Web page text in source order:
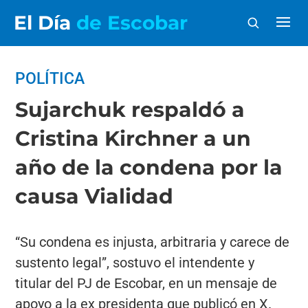
El Día de Escobar
POLÍTICA
Sujarchuk respaldó a
Cristina Kirchner a un
año de la condena por la
causa Vialidad
“Su condena es injusta, arbitraria y carece de
sustento legal”, sostuvo el intendente y
titular del PJ de Escobar, en un mensaje de
apoyo a la ex presidenta que publicó en X.